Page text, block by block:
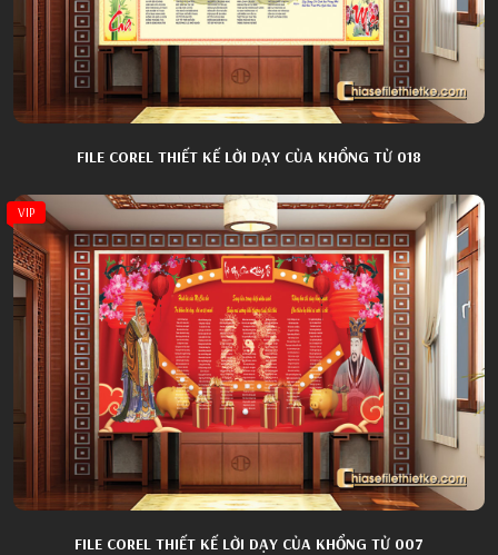
FILE COREL THIẾT KẾ LỜI DẠY CỦA KHỔNG TỬ 018
VIP
FILE COREL THIẾT KẾ LỜI DẠY CỦA KHỔNG TỬ 007